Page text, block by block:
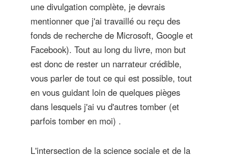
une divulgation complète, je devrais
mentionner que j'ai travaillé ou reçu des
fonds de recherche de Microsoft, Google et
Facebook). Tout au long du livre, mon but
est donc de rester un narrateur crédible,
vous parler de tout ce qui est possible, tout
en vous guidant loin de quelques pièges
dans lesquels j'ai vu d'autres tomber (et
parfois tomber en moi) .
L'intersection de la science sociale et de la